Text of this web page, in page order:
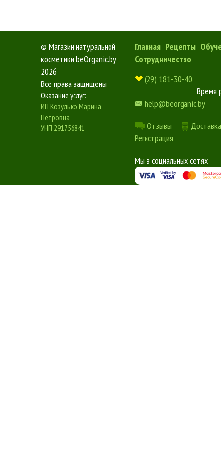
© Магазин натуральной
косметики beOrganic.by
2026
Все права защищены
Оказание услуг:
ИП Козулько Марина
Петровна
УНП 291756841
Главная Рецепты
Сотрудничество
(29) 181-30-40
Время
help@beorganic.by
Отзывы
Регистрация
Мы в социальных сетях